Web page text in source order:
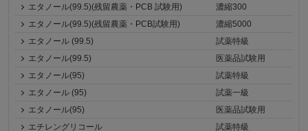
エタノール(99.5)(残留農薬・PCB 試験用)
濃縮300
エタノール(99.5)(残留農薬・PCB試験用)
濃縮5000
エタノール (99.5)
試薬特級
エタノール(99.5)
医薬品試験用
エタノール(95)
試薬特級
エタノール (95)
試薬一級
エタノール(95)
医薬品試験用
エチレングリコール
試薬特級